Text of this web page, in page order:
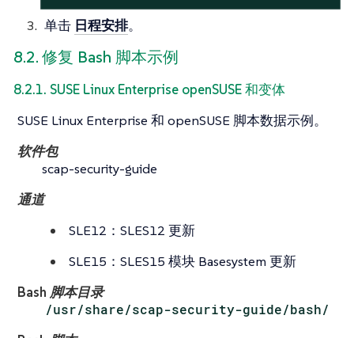
单击 日程安排。
8.2. 修复 Bash 脚本示例
8.2.1. SUSE Linux Enterprise openSUSE 和变体
SUSE Linux Enterprise 和 openSUSE 脚本数据示例。
软件包
scap-security-guide
通道
SLE12：SLES12 更新
SLE15：SLES15 模块 Basesystem 更新
Bash 脚本目录
/usr/share/scap-security-guide/bash/